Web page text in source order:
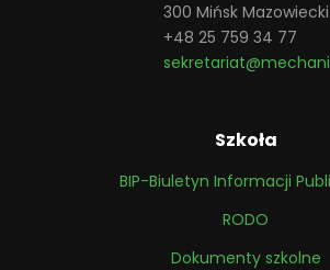
300 Mińsk Mazowiecki
+48 25 759 34 77
Szkoła
BIP-Biuletyn Informacji
RODO
Dokumenty szkolne